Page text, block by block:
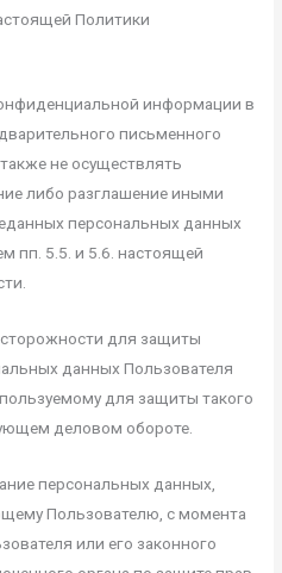
Политики
информации в
письменного
не осуществлять
либо разглашение иными
персональных данных
пп. 5.5. и 5.6. настоящей
для защиты
данных Пользователя
для защиты такого
деловом обороте.
персональных данных,
Пользователю, с момента
или его законного